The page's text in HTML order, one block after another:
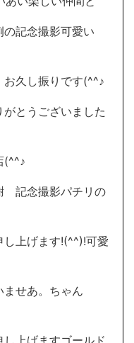
記念撮影可愛い
久し振りです(^^♪
とうございました
(^^♪
記念撮影パチリの
し上げます!(^^)!可愛
せあ。ちゃん
上げますゴールド